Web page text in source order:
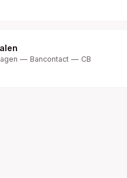
— Bancontact — CB